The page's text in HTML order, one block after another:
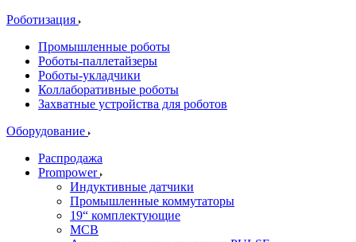
Роботизация
Промышленные роботы
Роботы-паллетайзеры
Роботы-укладчики
Коллаборативные роботы
Захватные устройства для роботов
Оборудование
Распродажа
Prompower
Индуктивные датчики
Промышленные коммутаторы
19“ комплектующие
MCB